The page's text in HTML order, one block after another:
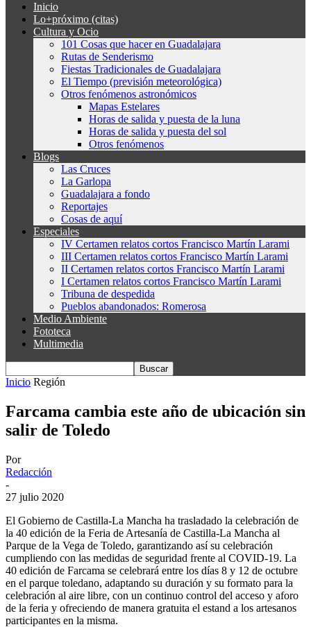
Inicio
Lo+próximo (citas)
Cultura y Ocio
101 Cosas que hacer en Guadalajara
Rutas de Senderismo
Fiestas Tradicionales de Guadalajara
El Tiempo (previsión meteorológica)
Otros fenómenos astronómicos
Mapas Estelares
Horas de salida y puesta de la luna
Horas de salida y puesta del sol
Otros fenómenos
Blogs
Las Cruces
La Garlopa
Guadalajara a fondo
Reportajes
Cosas de aquí
Especiales
IV Certamen relatos cortos Francisco Martín Larami
III Certamen relatos cortos Francisco Martín Larami
II Certamen relatos cortos Francisco Martín Larami
I Certamen relatos cortos Francisco Martín Larami
Tribuna de despedida
Pueblos abandonados: Romerosa
Medio Ambiente
Fototeca
Multimedia
Inicio Región
Farcama cambia este año de ubicación sin
salir de Toledo
Por
Redacción
-
27 julio 2020
El Gobierno de Castilla-La Mancha ha trasladado la celebración de
la 40 edición de la Feria de Artesanía de Castilla-La Mancha al
Parque de la Vega de Toledo, garantizando así su celebración
cumpliendo con las medidas de seguridad frente al COVID-19. La
40 edición de Farcama se celebrará entre los días 8 y 12 de octubre
en el parque toledano, adaptando su duración y su formato para la
celebración al aire libre, con un continuo control del acceso y aforo
de la feria y ofreciendo de manera gratuita el estand a los artesanos
participantes en la misma.